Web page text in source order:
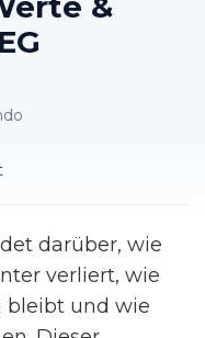
darüber, wie
verliert, wie
bleibt und wie